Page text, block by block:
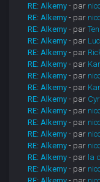
RE: Alkemy - par
RE: Alkemy - par
RE: Alkemy - par
RE: Alkemy - par
RE: Alkemy - par
RE: Alkemy - par
RE: Alkemy - par
RE: Alkemy - par
RE: Alkemy - par
RE: Alkemy - par
RE: Alkemy - par
RE: Alkemy - par
RE: Alkemy - par
RE: Alkemy - par la
RE: Alkemy - par